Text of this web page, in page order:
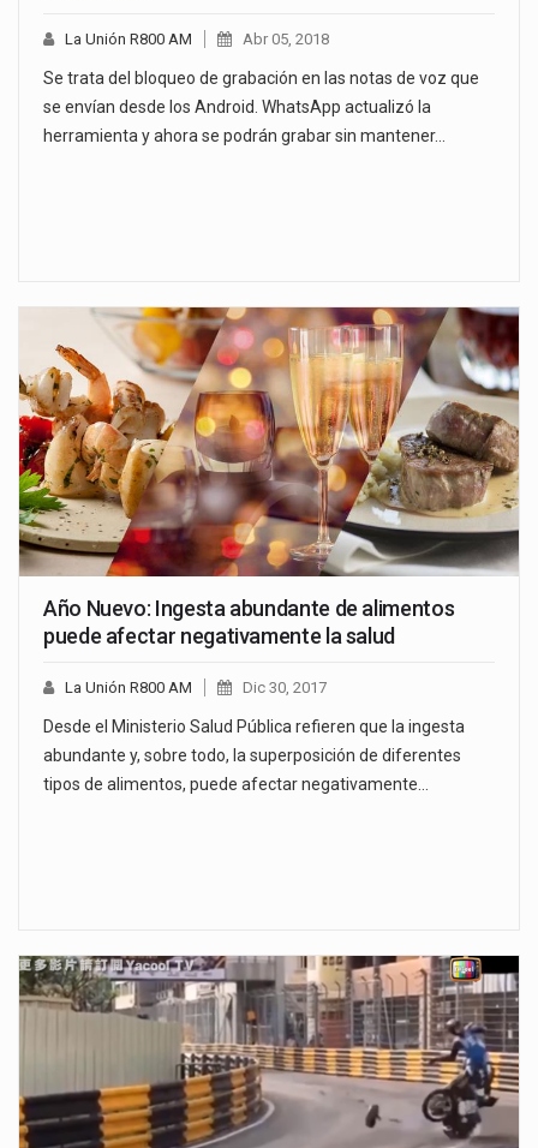
La Unión R800 AM Abr 05, 2018
Se trata del bloqueo de grabación en las notas de voz que
se envían desde los Android. WhatsApp actualizó la
herramienta y ahora se podrán grabar sin mantener…
Año Nuevo: Ingesta abundante de alimentos
puede afectar negativamente la salud
La Unión R800 AM Dic 30, 2017
Desde el Ministerio Salud Pública refieren que la ingesta
abundante y, sobre todo, la superposición de diferentes
tipos de alimentos, puede afectar negativamente…